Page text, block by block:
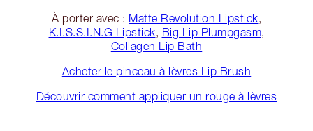
À porter avec : Matte Revolution Lipstick,
K.I.S.S.I.N.G Lipstick, Big Lip Plumpgasm,
Collagen Lip Bath
Acheter le pinceau à lèvres Lip Brush
Découvrir comment appliquer un rouge à lèvres